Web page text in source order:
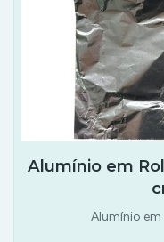
Alumínio em
Alumínio em